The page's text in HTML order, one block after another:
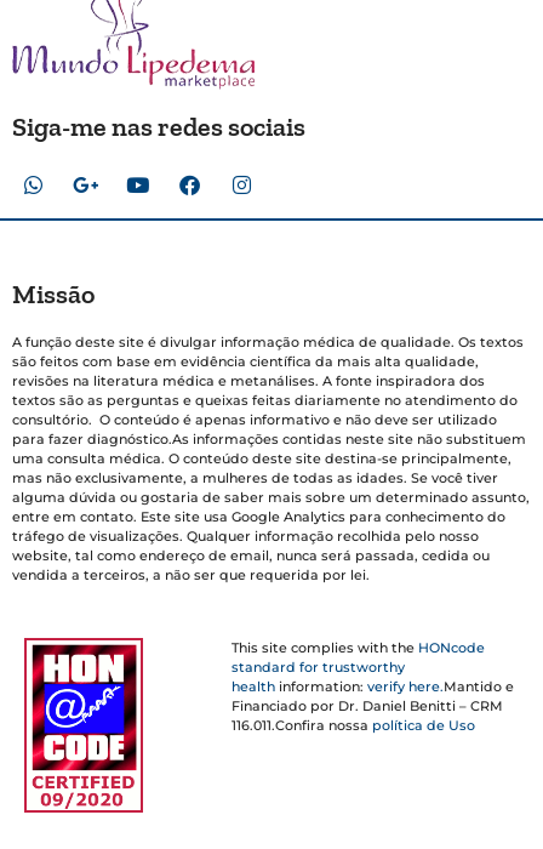
Siga-me nas redes sociais
Missão
A função deste site é divulgar informação médica de qualidade. Os textos
são feitos com base em evidência científica da mais alta qualidade,
revisões na literatura médica e metanálises. A fonte inspiradora dos
textos são as perguntas e queixas feitas diariamente no atendimento do
consultório. O conteúdo é apenas informativo e não deve ser utilizado
para fazer diagnóstico.As informações contidas neste site não substituem
uma consulta médica. O conteúdo deste site destina-se principalmente,
mas não exclusivamente, a mulheres de todas as idades. Se você tiver
alguma dúvida ou gostaria de saber mais sobre um determinado assunto,
entre em contato. Este site usa Google Analytics para conhecimento do
tráfego de visualizações. Qualquer informação recolhida pelo nosso
website, tal como endereço de email, nunca será passada, cedida ou
vendida a terceiros, a não ser que requerida por lei.
This site complies with the HONcode
standard for trustworthy
health information:verify here.Mantido e
Financiado por Dr. Daniel Benitti – CRM
116.011.Confira nossa política de Uso